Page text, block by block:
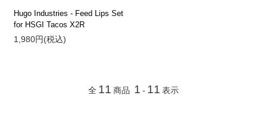
Hugo Industries - Feed Lips Set
for HSGI Tacos X2R
1,980円(税込)
全 11 商品 1 - 11 表示